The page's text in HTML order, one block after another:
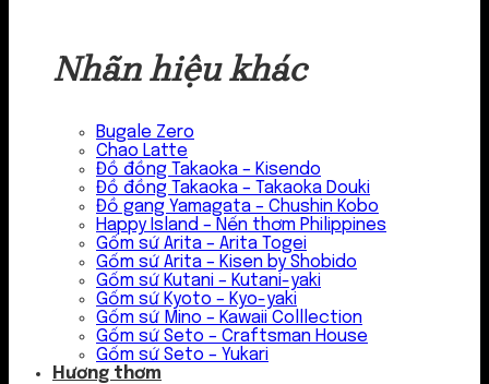
Nhãn hiệu khác
Bugale Zero
Chao Latte
Đồ đồng Takaoka – Kisendo
Đồ đồng Takaoka – Takaoka Douki
Đồ gang Yamagata – Chushin Kobo
Happy Island – Nến thơm Philippines
Gốm sứ Arita – Arita Togei
Gốm sứ Arita – Kisen by Shobido
Gốm sứ Kutani – Kutani-yaki
Gốm sứ Kyoto – Kyo-yaki
Gốm sứ Mino – Kawaii Colllection
Gốm sứ Seto – Craftsman House
Gốm sứ Seto – Yukari
Hương thơm